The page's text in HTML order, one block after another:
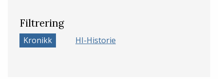
Filtrering
Kronikk HI-Historie